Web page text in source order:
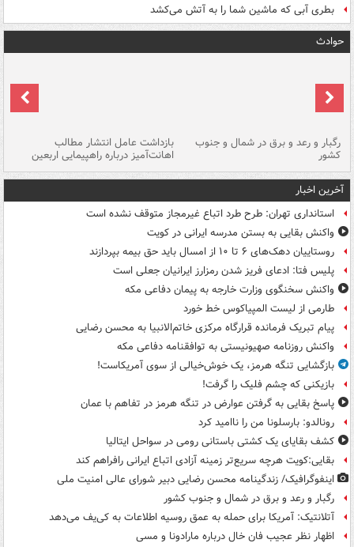
بطری آبی که ماشین شما را به آتش می‌کشد
حوادث
رگبار و رعد و برق در شمال و جنوب
کشور
بازداشت عامل انتشار مطالب
اهانت‌آمیز درباره راهپیمایی اربعین
آخرین اخبار
استانداری تهران: طرح طرد اتباع غیرمجاز متوقف نشده است
واکنش بقایی به بستن مدرسه ایرانی در کویت
روستاییان دهک‌های ۶ تا ۱۰ از امسال باید حق بیمه بپردازند
پلیس فتا: ادعای فریز شدن رمزارز ایرانیان جعلی است
واکنش سخنگوی وزارت خارجه به پیمان دفاعی مکه
طارمی از لیست المپیاکوس خط خورد
پیام تبریک فرمانده قرارگاه مرکزی خاتم‌الانبیا به محسن رضایی
واکنش روزنامه صهیونیستی به توافقنامه دفاعی مکه
بازگشایی تنگه هرمز، یک خوش‌خیالی از سوی آمریکاست!
بازیکنی که چشم فلیک را گرفت!
پاسخ بقایی به گرفتن عوارض در تنگه هرمز در تفاهم با عمان
رونالدو: بارسلونا من را ناامید کرد
کشف بقایای یک کشتی باستانی رومی در سواحل ایتالیا
بقایی:کویت هرچه سریع‌تر زمینه آزادی اتباع ایرانی رافراهم کند
اینفوگرافیک/ زندگینامه محسن رضایی دبیر شورای عالی امنیت‌ ملی
رگبار و رعد و برق در شمال و جنوب کشور
آتلانتیک: آمریکا برای حمله به عمق روسیه اطلاعات به کی‌یف می‌دهد
اظهار نظر عجیب فان خال درباره مارادونا و مسی